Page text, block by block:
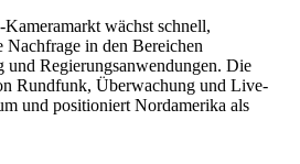
wächst schnell,
Nachfrage in den Bereichen
und Regierungsanwendungen. Die
Rundfunk, Überwachung und Live-
und positioniert Nordamerika als